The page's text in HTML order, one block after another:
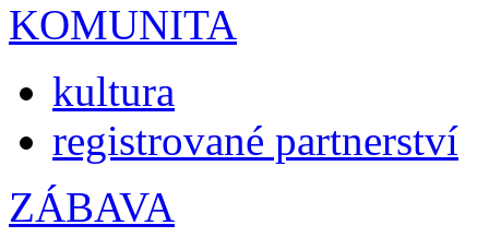
KOMUNITA
kultura
registrované partnerství
ZÁBAVA